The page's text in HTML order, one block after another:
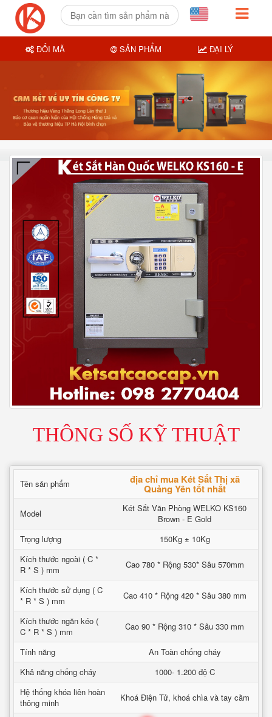
THÔNG SỐ KỸ THUẬT
Tên sản phẩm địa chỉ mua Két Sắt Thị xã
Quảng Yên tốt nhất
Model
Két Sắt Văn Phòng WELKO KS160
Brown - E Gold
Trọng lượng
150Kg ± 10Kg
Kích thước ngoài ( C *
R * S ) mm
Cao 780 * Rộng 530* Sâu 570mm
Kích thước sử dụng ( C
* R * S ) mm
Cao 410 * Rộng 420 * Sâu 380 mm
Kích thước ngăn kéo (
C * R * S ) mm
Cao 90 * Rộng 310 * Sâu 330 mm
Tính năng
An Toàn chống cháy
Khả năng chống cháy
1000- 1.200 độ C
Hệ thống khóa liên hoàn
thông minh
Khoá Điện Tử, khoá chìa và tay cầm
ĐỔI MÃ SẢN PHẨM ĐẠI LÝ